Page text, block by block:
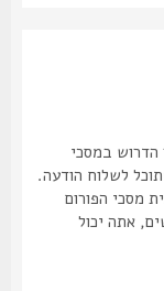
במסכי
לשלוח הודעה.
הפורום
יכול